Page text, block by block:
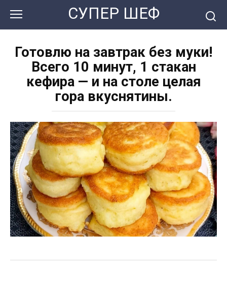
контенту
СУПЕР ШЕФ
Готовлю на завтрак без муки!
Всего 10 минут, 1 стакан
кефира — и на столе целая
гора вкуснятины.